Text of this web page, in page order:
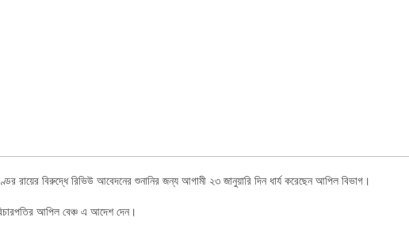
রায়ের বিরুদ্ধে রিভিউ আবেদনের শুনানির জন্য আগামী ২৩ জানুয়ারি দিন ধার্য করেছেন আপিল বিভাগ।
আপিল বেঞ্চ এ আদেশ দেন।